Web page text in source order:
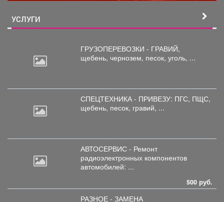
УСЛУГИ
ГРУЗОПЕРЕВОЗКИ - ГРАВИЙ,
щебень, чернозем, песок, уголь, ...
СПЕЦТЕХНИКА - ПРИВЕЗУ: ПГС, ПЩС,
щебень, песок, гравий, ...
АВТОСЕРВИС - Ремонт
радиоэлектронных компонентов
автомобилей: ...
500 руб.
РАЗНОЕ - ЗАМЕНА